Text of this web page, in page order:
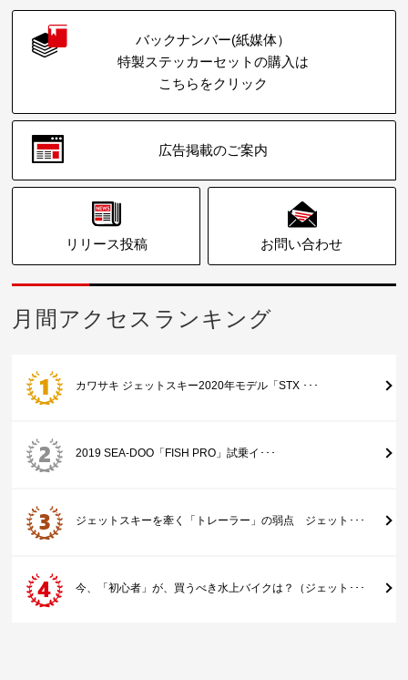
バックナンバー(紙媒体）
特製ステッカーセットの購入は
こちらをクリック
広告掲載のご案内
リリース投稿 お問い合わせ
月間アクセスランキング
カワサキ ジェットスキー2020年モデル「STX ･･･
2019 SEA-DOO「FISH PRO」試乗イ･･･
ジェットスキーを牽く「トレーラー」の弱点 ジェット･･･
今、「初心者」が、買うべき水上バイクは？（ジェット･･･